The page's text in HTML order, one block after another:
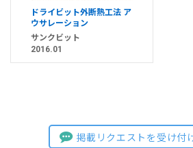
ドライビット外断熱工法 ア
ウサレーション
サンクビット
2016.01
掲載リクエストを受け付